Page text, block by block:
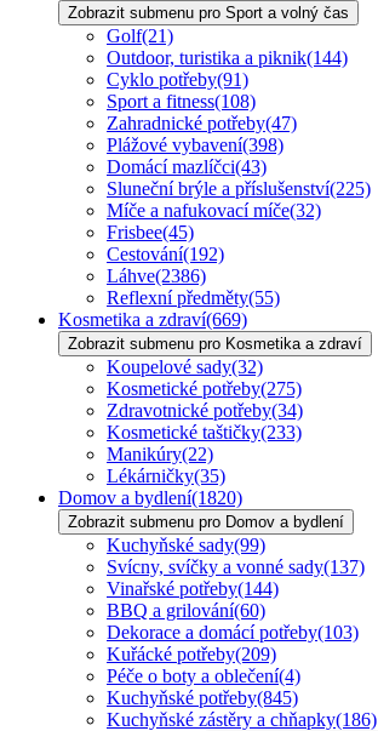
Zobrazit submenu pro Sport a volný čas
Golf(21)
Outdoor, turistika a piknik(144)
Cyklo potřeby(91)
Sport a fitness(108)
Zahradnické potřeby(47)
Plážové vybavení(398)
Domácí mazlíčci(43)
Sluneční brýle a příslušenství(225)
Míče a nafukovací míče(32)
Frisbee(45)
Cestování(192)
Láhve(2386)
Reflexní předměty(55)
Kosmetika a zdraví(669)
Zobrazit submenu pro Kosmetika a zdraví
Koupelové sady(32)
Kosmetické potřeby(275)
Zdravotnické potřeby(34)
Kosmetické taštičky(233)
Manikúry(22)
Lékárničky(35)
Domov a bydlení(1820)
Zobrazit submenu pro Domov a bydlení
Kuchyňské sady(99)
Svícny, svíčky a vonné sady(137)
Vinařské potřeby(144)
BBQ a grilování(60)
Dekorace a domácí potřeby(103)
Kuřácké potřeby(209)
Péče o boty a oblečení(4)
Kuchyňské potřeby(845)
Kuchyňské zástěry a chňapky(186)